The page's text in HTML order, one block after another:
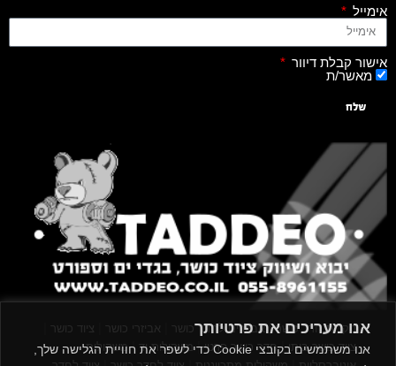
אנו מעריכים את פרטיותך
אנו משתמשים בקובצי Cookie כדי לשפר את חוויית הגלישה שלך,
אימייל
אישור קבלת דיוור
מאשר/ת
שלח
הקמת חדר כושר|אביזרים לחדר כושר אביזרי כושר ציוד כושר
ציוד כושר ביתי|חדר כושר פרטי|משקולות יד |משקולות